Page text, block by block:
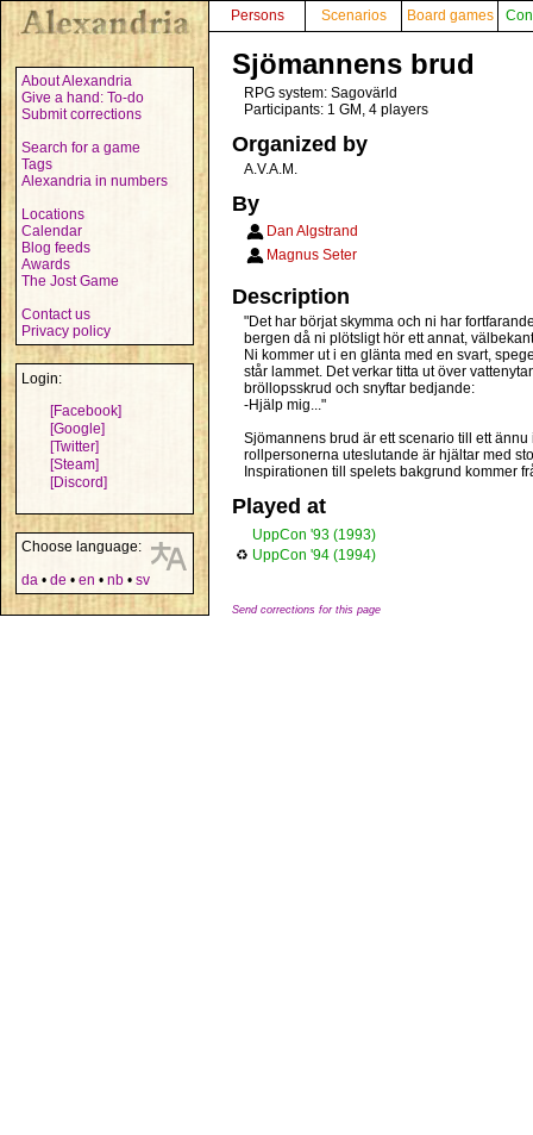
About Alexandria
Give a hand: To-do
Submit corrections
Search for a game
Tags
Alexandria in numbers
Locations
Calendar
Blog feeds
Awards
The Jost Game
Contact us
Privacy policy
Login:
[Facebook]
[Google]
[Twitter]
[Steam]
[Discord]
Choose language:
da • de • en • nb • sv
Persons Scenarios Board games
Sjömannens brud
RPG system: Sagovärld
Participants: 1 GM, 4 players
Organized by
A.V.A.M.
By
Dan Algstrand
Magnus Seter
Description
"Det har börjat skymma och ni har
bergen då ni plötsligt hör ett annat,
Ni kommer ut i en glänta med en svart,
står lammet. Det verkar titta ut över
bröllopsskrud och snyftar bedjande:
-Hjälp mig..."
Sjömannens brud är ett scenario till ett
rollpersonerna uteslutande är hjältar med
Inspirationen till spelets bakgrund kommer
Played at
UppCon '93 (1993)
♻ UppCon '94 (1994)
Send corrections for this page